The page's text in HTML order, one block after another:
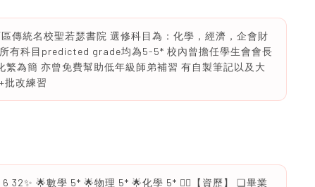
傳統名校聖若瑟書院 選修科目為：化學，經濟，企會財
有科目predicted grade均為5-5* 校內曾擔任學生會會長
為簡 亦曾免費幫助低年級師弟補習 有自製筆記以及大
批改練習
32✨ 🌟數學 5* 🌟物理 5* 🌟化學 5* ✍🏻【資歷】 ❏畢業